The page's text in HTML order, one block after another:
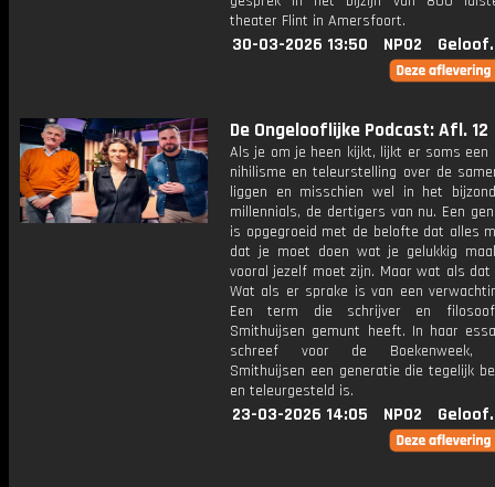
theater Flint in Amersfoort.
30-03-2026 13:50 NPO2
De Ongelooflijke Podcast: Afl. 12
Als je om je heen kijkt, lijkt er soms een
nihilisme en teleurstelling over de
liggen en misschien wel in het
millennials, de dertigers van nu. Een
is opgegroeid met de belofte dat alles
dat je moet doen wat je gelukkig
vooral jezelf moet zijn. Maar wat als
Wat als er sprake is van een
Een term die schrijver en
Smithuijsen gemunt heeft. In haar
schreef voor de Boekenweek,
Smithuijsen een generatie die tegelijk
en teleurgesteld is.
23-03-2026 14:05 NPO2